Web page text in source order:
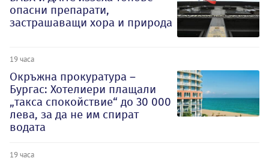
опасни препарати,
застрашаващи хора и природа
19 часа
Окръжна прокуратура –
Бургас: Хотелиери плащали
„такса спокойствие“ до 30 000
лева, за да не им спират
водата
19 часа